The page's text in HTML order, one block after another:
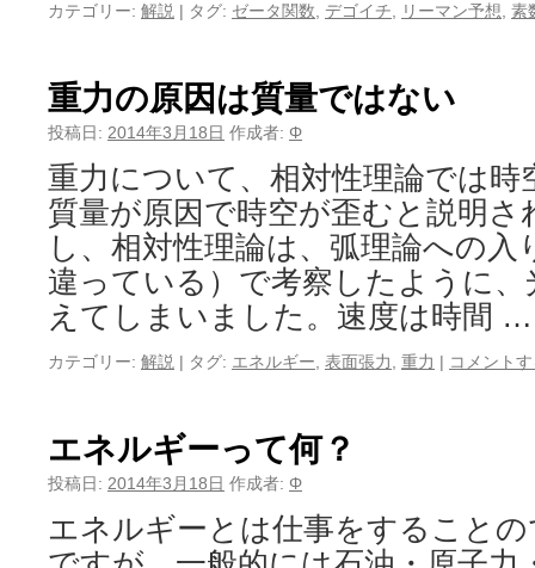
カテゴリー: 解説 | タグ: ゼータ関数 デゴイチ リーマン予想 素
重力の原因は質量ではない
投稿日: 2014年3月18日 作成者: Φ
重力について、相対性理論では
質量が原因で時空が歪むと説明
し、相対性理論は、弧理論への入
違っている）で考察したように
えてしまいました。速度は時間
カテゴリー: 解説 | タグ: エネルギー 表面張力 重力 | コメント
エネルギーって何？
投稿日: 2014年3月18日 作成者: Φ
エネルギーとは仕事をすること